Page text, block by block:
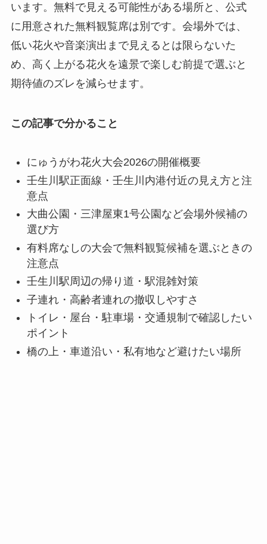
います。無料で見える可能性がある場所と、公式
に用意された無料観覧席は別です。会場外では、
低い花火や音楽演出まで見えるとは限らないた
め、高く上がる花火を遠景で楽しむ前提で選ぶと
期待値のズレを減らせます。
この記事で分かること
にゅうがわ花火大会2026の開催概要
壬生川駅正面線・壬生川内港付近の見え方と注
意点
大曲公園・三津屋東1号公園など会場外候補の
選び方
有料席なしの大会で無料観覧候補を選ぶときの
注意点
壬生川駅周辺の帰り道・駅混雑対策
子連れ・高齢者連れの撤収しやすさ
トイレ・屋台・駐車場・交通規制で確認したい
ポイント
橋の上・車道沿い・私有地など避けたい場所